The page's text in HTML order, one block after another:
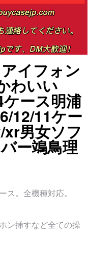
イフォン
わいい
ース明浦
12/11ケー
男女ソフ
ー鴗鳥理
ス。全機種対応。
ン挿すなど全ての操